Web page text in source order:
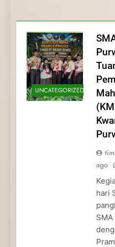
dan
Pramuka
Pramuka
Kepedulian
UNCATEGORIZED
ago
hari